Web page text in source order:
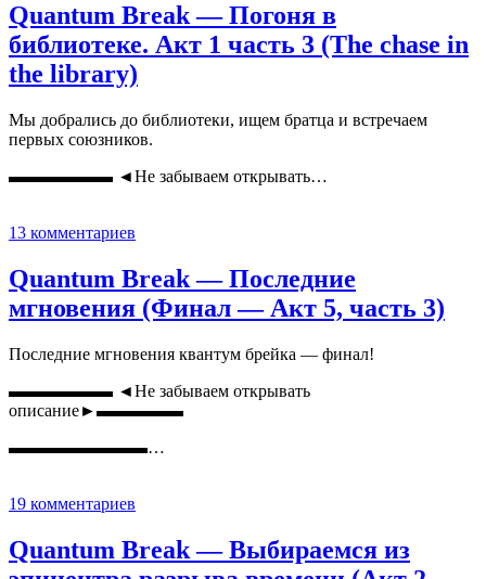
Quantum Break — Погоня в
библиотеке. Акт 1 часть 3 (The chase in
the library)
Мы добрались до библиотеки, ищем братца и встречаем
первых союзников.
▬▬▬▬▬▬ ◄Не забываем открывать…
13 комментариев
Quantum Break — Последние
мгновения (Финал — Акт 5, часть 3)
Последние мгновения квантум брейка — финал!
▬▬▬▬▬▬ ◄Не забываем открывать
описание►▬▬▬▬▬
▬▬▬▬▬▬▬▬…
19 комментариев
Quantum Break — Выбираемся из